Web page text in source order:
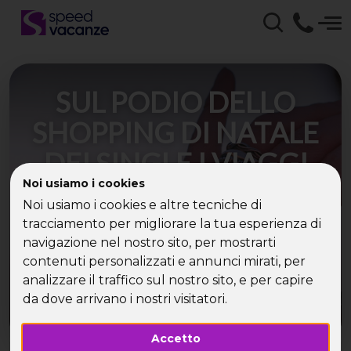
Noi usiamo i cookies
Noi usiamo i cookies e altre tecniche di
tracciamento per migliorare la tua esperienza di
navigazione nel nostro sito, per mostrarti
contenuti personalizzati e annunci mirati, per
analizzare il traffico sul nostro sito, e per capire
da dove arrivano i nostri visitatori.
Accetto
SUL PODIO DELLO
SHOPPING DI NATALE
DEI SINGLE I VIAGGI
(35%), LO SPORT &
BENESSERE (28,5%) E
GLI EVENTI (18,5%)